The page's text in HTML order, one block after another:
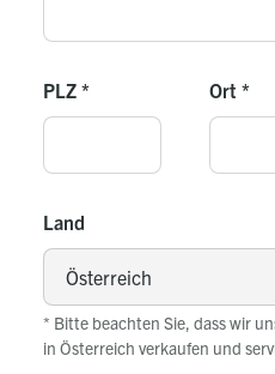
PLZ * Ort *
Land
* Bitte beachten Sie, dass wir
in Österreich verkaufen und